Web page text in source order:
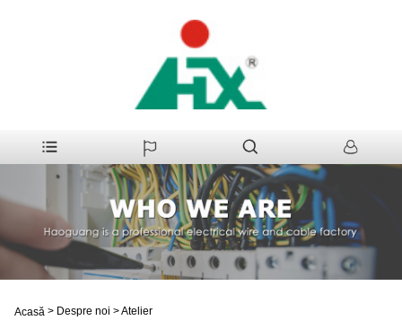
Acasă > Despre noi >Atelier